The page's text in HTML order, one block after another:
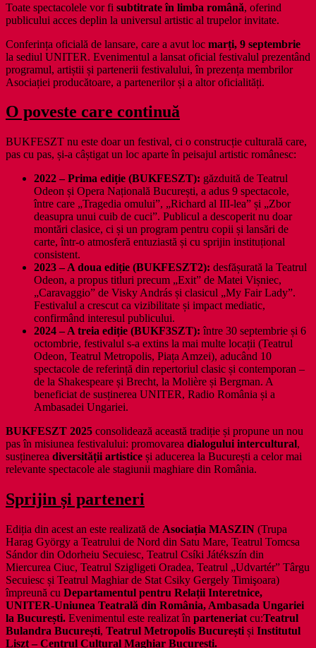
Toate spectacolele vor fi subtitrate în limba română, oferind
publicului acces deplin la universul artistic al trupelor invitate.
Conferința oficială de lansare, care a avut loc marți, 9 septembrie
la sediul UNITER. Evenimentul a lansat oficial festivalul prezentând
programul, artiștii și partenerii festivalului, în prezența membrilor
Asociației producătoare, a partenerilor și a altor oficialități.
O poveste care continuă
BUKFESZT nu este doar un festival, ci o construcție culturală care,
pas cu pas, și-a câștigat un loc aparte în peisajul artistic românesc:
2022 – Prima ediție (BUKFESZT): găzduită de Teatrul
Odeon și Opera Națională București, a adus 9 spectacole,
între care „Tragedia omului”, „Richard al III-lea” și „Zbor
deasupra unui cuib de cuci”. Publicul a descoperit nu doar
montări clasice, ci și un program pentru copii și lansări de
carte, într-o atmosferă entuziastă și cu sprijin instituțional
consistent.
2023 – A doua ediție (BUKFESZT2): desfășurată la Teatrul
Odeon, a propus titluri precum „Exit” de Matei Vișniec,
„Caravaggio” de Visky András și clasicul „My Fair Lady”.
Festivalul a crescut ca vizibilitate și impact mediatic,
confirmând interesul publicului.
2024 – A treia ediție (BUKF3SZT): între 30 septembrie și 6
octombrie, festivalul s-a extins la mai multe locații (Teatrul
Odeon, Teatrul Metropolis, Piața Amzei), aducând 10
spectacole de referință din repertoriul clasic și contemporan –
de la Shakespeare și Brecht, la Molière și Bergman. A
beneficiat de susținerea UNITER, Radio România și a
Ambasadei Ungariei.
BUKFESZT 2025 consolidează această tradiție și propune un nou
pas în misiunea festivalului: promovarea dialogului intercultural,
susținerea diversității artistice și aducerea la București a celor mai
relevante spectacole ale stagiunii maghiare din România.
Sprijin și parteneri
Ediția din acest an este realizată de Asociația MASZIN (Trupa
Harag György a Teatrului de Nord din Satu Mare, Teatrul Tomcsa
Sándor din Odorheiu Secuiesc, Teatrul Csíki Játékszín din
Miercurea Ciuc, Teatrul Szigligeti Oradea, Teatrul „Udvartér” Târgu
Secuiesc și Teatrul Maghiar de Stat Csiky Gergely Timişoara)
împreună cu Departamentul pentru Relații Interetnice,
UNITER-Uniunea Teatrală din România, Ambasada Ungariei
la București. Evenimentul este realizat în parteneriat cu:Teatrul
Bulandra București, Teatrul Metropolis București și Institutul
Liszt – Centrul Cultural Maghiar București.